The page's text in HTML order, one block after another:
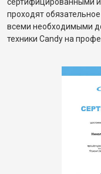
проходят
всеми необходимыми
техники Candy на